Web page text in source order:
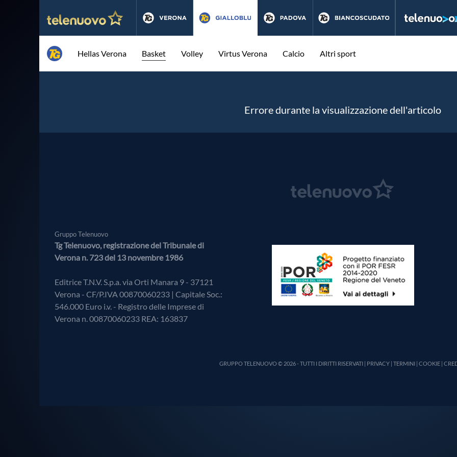
Hellas Verona Basket Volley Virtus Verona Calcio Altri sport
Errore durante la visualizzazione dell'articolo
Gruppo Telenuovo
Tg Telenuovo, registrazione del Tribunale di
Verona n. 723 del 13 novembre 1986
Editrice T.N.V. S.p.a. via Orti Manara 9 - 37121
Verona - CF/P.IVA 00870060233 | Capitale Soc.:
546.000 Euro i.v. - Registro delle Imprese di
Verona n. 00870060233 REA: 163837
GRUPPO TELENUOVO © 2026 - TUTTI I DIRITTI RISERVATI | PRIVACY | TERMINI | COOKIE |